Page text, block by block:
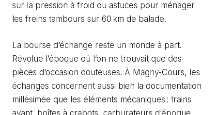
sur la pression à froid ou astuces pour ménager
les freins tambours sur 60 km de balade.
La bourse d’échange reste un monde à part.
Révolue l’époque où l’on ne trouvait que des
pièces d’occasion douteuses. À Magny-Cours, les
échanges concernent aussi bien la documentation
millésimée que les éléments mécaniques : trains
avant, boîtes à crabots, carburateurs d’époque.